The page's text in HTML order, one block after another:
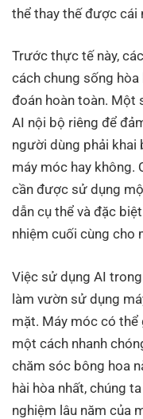
thể thay thế được cái
Trước thực tế này,
cách chung sống
đoán hoàn toàn. Một
AI nội bộ riêng để
người dùng phải khai
máy móc hay không.
cần được sử dụng
dẫn cụ thể và đặc
nhiệm cuối cùng cho
Việc sử dụng AI
làm vườn sử dụng
mặt. Máy móc có thể
một cách nhanh
chăm sóc bông hoa
hài hòa nhất, chúng
nghiệm lâu năm của